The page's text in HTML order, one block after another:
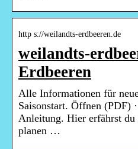
http s://weilandts-erdbeeren.de
weilandts-
Erdbeeren
Alle Informationen für
Saisonstart. Öffnen (PDF)
Anleitung. Hier erfährst du
planen …